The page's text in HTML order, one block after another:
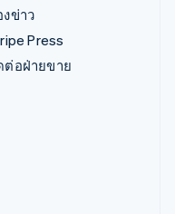
ข่าว
Press
ต่อฝ่ายขาย